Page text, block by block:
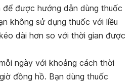
được hướng dẫn dùng thuốc
không sử dụng thuốc với liều
dài hơn so với thời gian được
ngày với khoảng cách thời
đồng hồ. Bạn dùng thuốc